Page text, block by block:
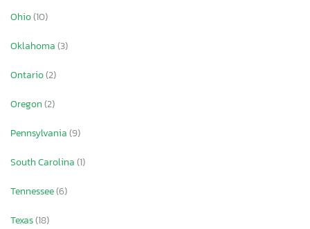
Ohio(10)
Oklahoma(3)
Ontario(2)
Oregon(2)
Pennsylvania(9)
South Carolina(1)
Tennessee(6)
Texas(18)